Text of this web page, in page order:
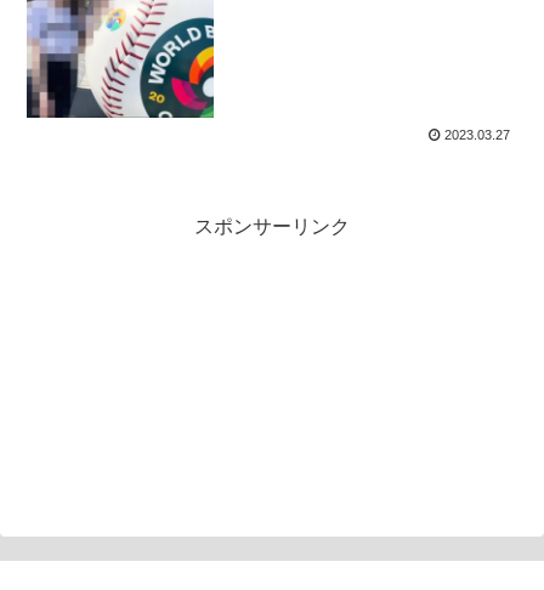
2023.03.27
スポンサーリンク